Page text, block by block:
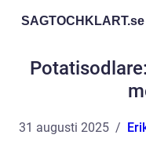
SAGTOCHKLART.se
31 augusti 2025